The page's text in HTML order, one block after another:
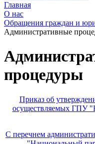
Главная
О нас
Обращения граждан и
Административные
процедуры
Приказ об
осуществляемых ГПУ
С перечнем